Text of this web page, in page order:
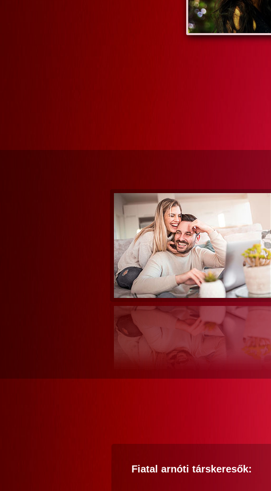
Fiatal arnóti társkeresők: